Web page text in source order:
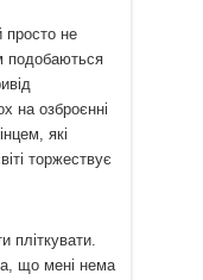
просто не
подобаються
на озброєнні
які
торжествує
пліткувати.
що мені нема